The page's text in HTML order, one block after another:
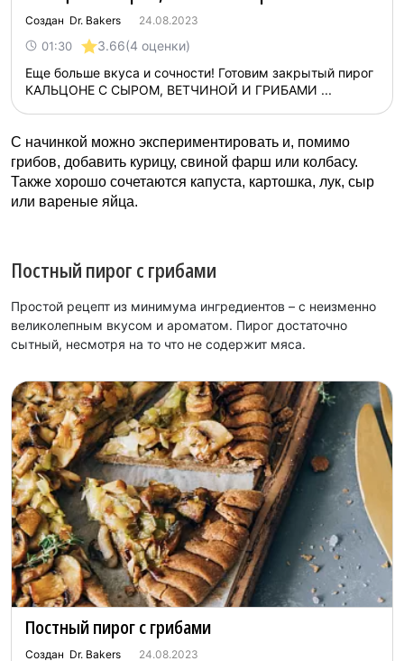
Создан Dr. Bakers 24.08.2023
01:30 3.66(4 оценки)
Еще больше вкуса и сочности! Готовим закрытый пирог
КАЛЬЦОНЕ С СЫРОМ, ВЕТЧИНОЙ И ГРИБАМИ ...
С начинкой можно экспериментировать и, помимо
грибов, добавить курицу, свиной фарш или колбасу.
Также хорошо сочетаются капуста, картошка, лук, сыр
или вареные яйца.
Постный пирог с грибами
Простой рецепт из минимума ингредиентов – с неизменно
великолепным вкусом и ароматом. Пирог достаточно
сытный, несмотря на то что не содержит мяса.
Постный пирог с грибами
Создан Dr. Bakers 24.08.2023